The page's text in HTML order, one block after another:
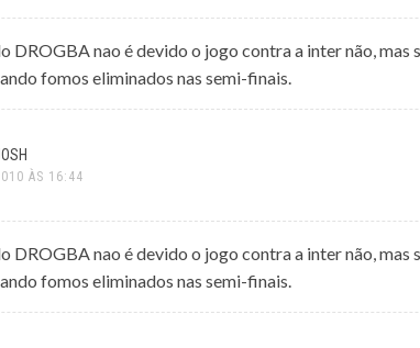
DROGBA nao é devido o jogo contra a inter não, mas
fomos eliminados nas semi-finais.
ÀS 16:44
DROGBA nao é devido o jogo contra a inter não, mas
fomos eliminados nas semi-finais.